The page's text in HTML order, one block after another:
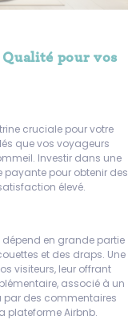
pour vos
cruciale pour votre
que vos voyageurs
Investir dans une
payante pour obtenir des
élevé.
en grande partie
et des draps. Une
visiteurs, leur offrant
associé à un
par des commentaires
plateforme Airbnb.